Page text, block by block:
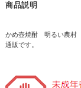
商品説明
かめ壺焼酎 明るい農村
通販です。